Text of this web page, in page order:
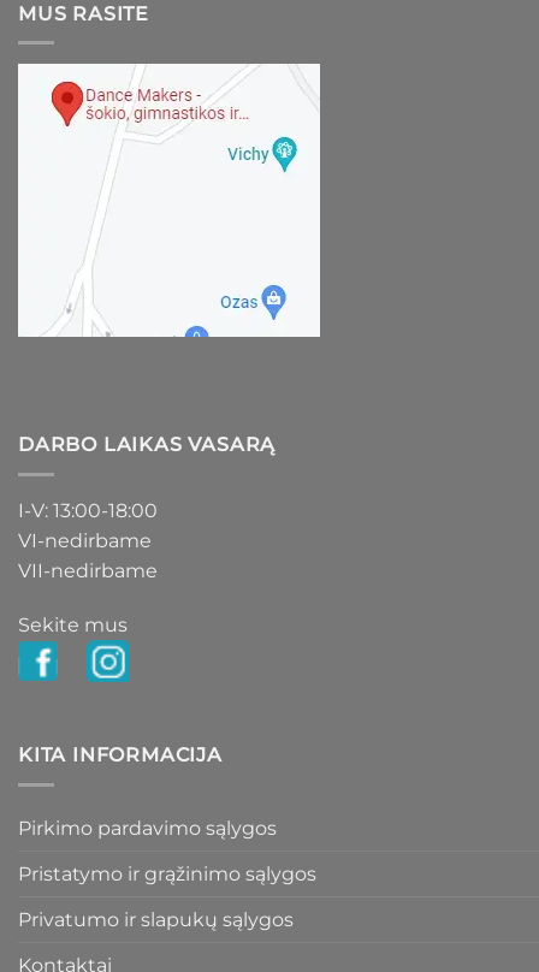
MUS RASITE
DARBO LAIKAS VASARĄ
I-V: 13:00-18:00
VI-nedirbame
VII-nedirbame
Sekite mus
KITA INFORMACIJA
Pirkimo pardavimo sąlygos
Pristatymo ir grąžinimo sąlygos
Privatumo ir slapukų sąlygos
Kontaktai